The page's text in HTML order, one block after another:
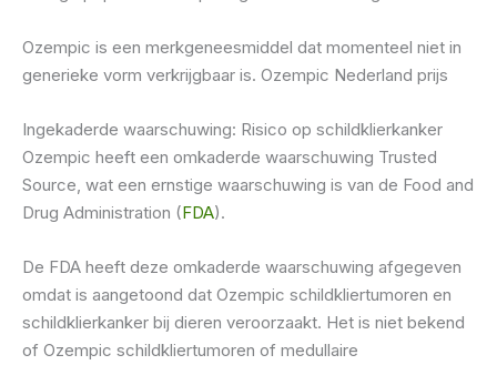
Ozempic is een merkgeneesmiddel dat momenteel niet in
generieke vorm verkrijgbaar is. Ozempic Nederland prijs
Ingekaderde waarschuwing: Risico op schildklierkanker
Ozempic heeft een omkaderde waarschuwing Trusted
Source, wat een ernstige waarschuwing is van de Food and
Drug Administration (FDA).
De FDA heeft deze omkaderde waarschuwing afgegeven
omdat is aangetoond dat Ozempic schildkliertumoren en
schildklierkanker bij dieren veroorzaakt. Het is niet bekend
of Ozempic schildkliertumoren of medullaire